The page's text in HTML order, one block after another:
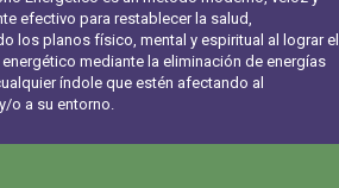
efectivo para restablecer la salud,
los planos físico, mental y espiritual al lograr el
mediante la eliminación de energías
índole que estén afectando al
o a su entorno.